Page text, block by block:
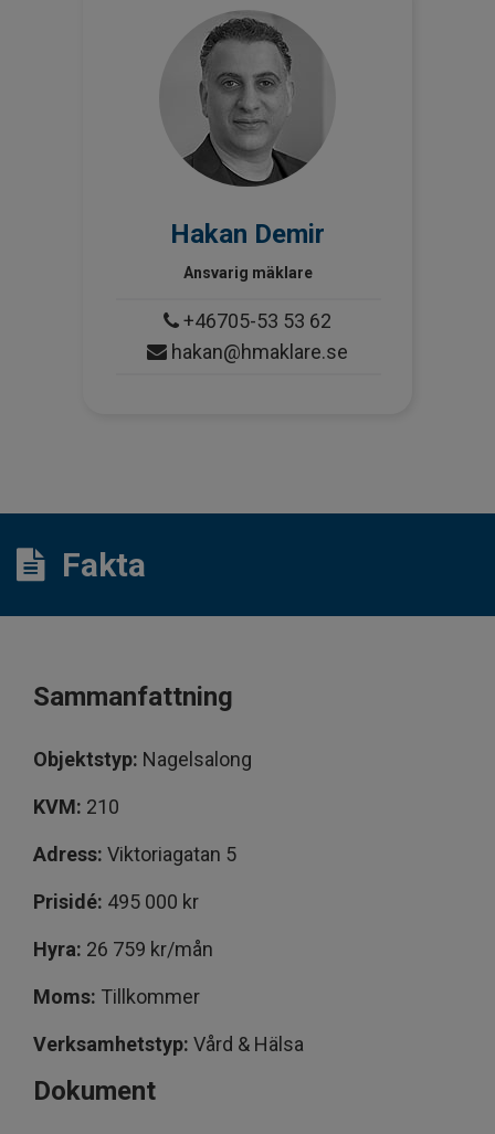
Hakan Demir
Ansvarig mäklare
+46705-53 53 62
hakan@hmaklare.se
Fakta
Sammanfattning
Objektstyp: Nagelsalong
KVM: 210
Adress: Viktoriagatan 5
Prisidé: 495 000 kr
Hyra: 26 759 kr/mån
Moms: Tillkommer
Verksamhetstyp: Vård & Hälsa
Dokument